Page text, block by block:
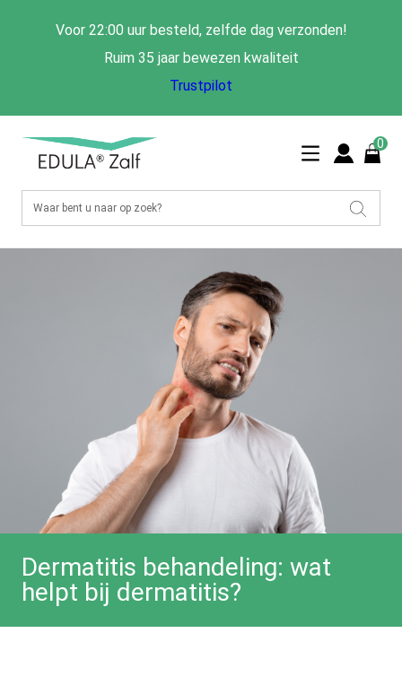
Voor 22:00 uur besteld, zelfde dag verzonden!
Ruim 35 jaar bewezen kwaliteit
Trustpilot
0
Dermatitis behandeling: wat
helpt bij dermatitis?